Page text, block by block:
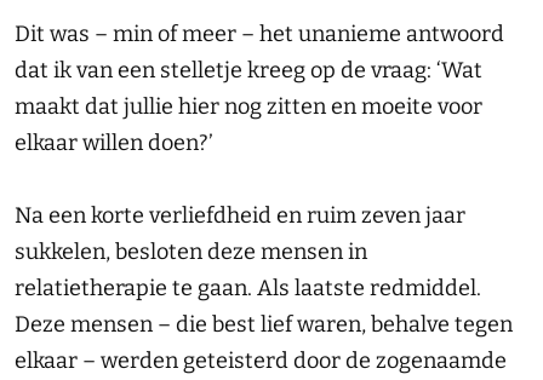
Dit was – min of meer – het unanieme antwoord
dat ik van een stelletje kreeg op de vraag: ‘Wat
maakt dat jullie hier nog zitten en moeite voor
elkaar willen doen?’
Na een korte verliefdheid en ruim zeven jaar
sukkelen, besloten deze mensen in
relatietherapie te gaan. Als laatste redmiddel.
Deze mensen – die best lief waren, behalve tegen
elkaar – werden geteisterd door de zogenaamde